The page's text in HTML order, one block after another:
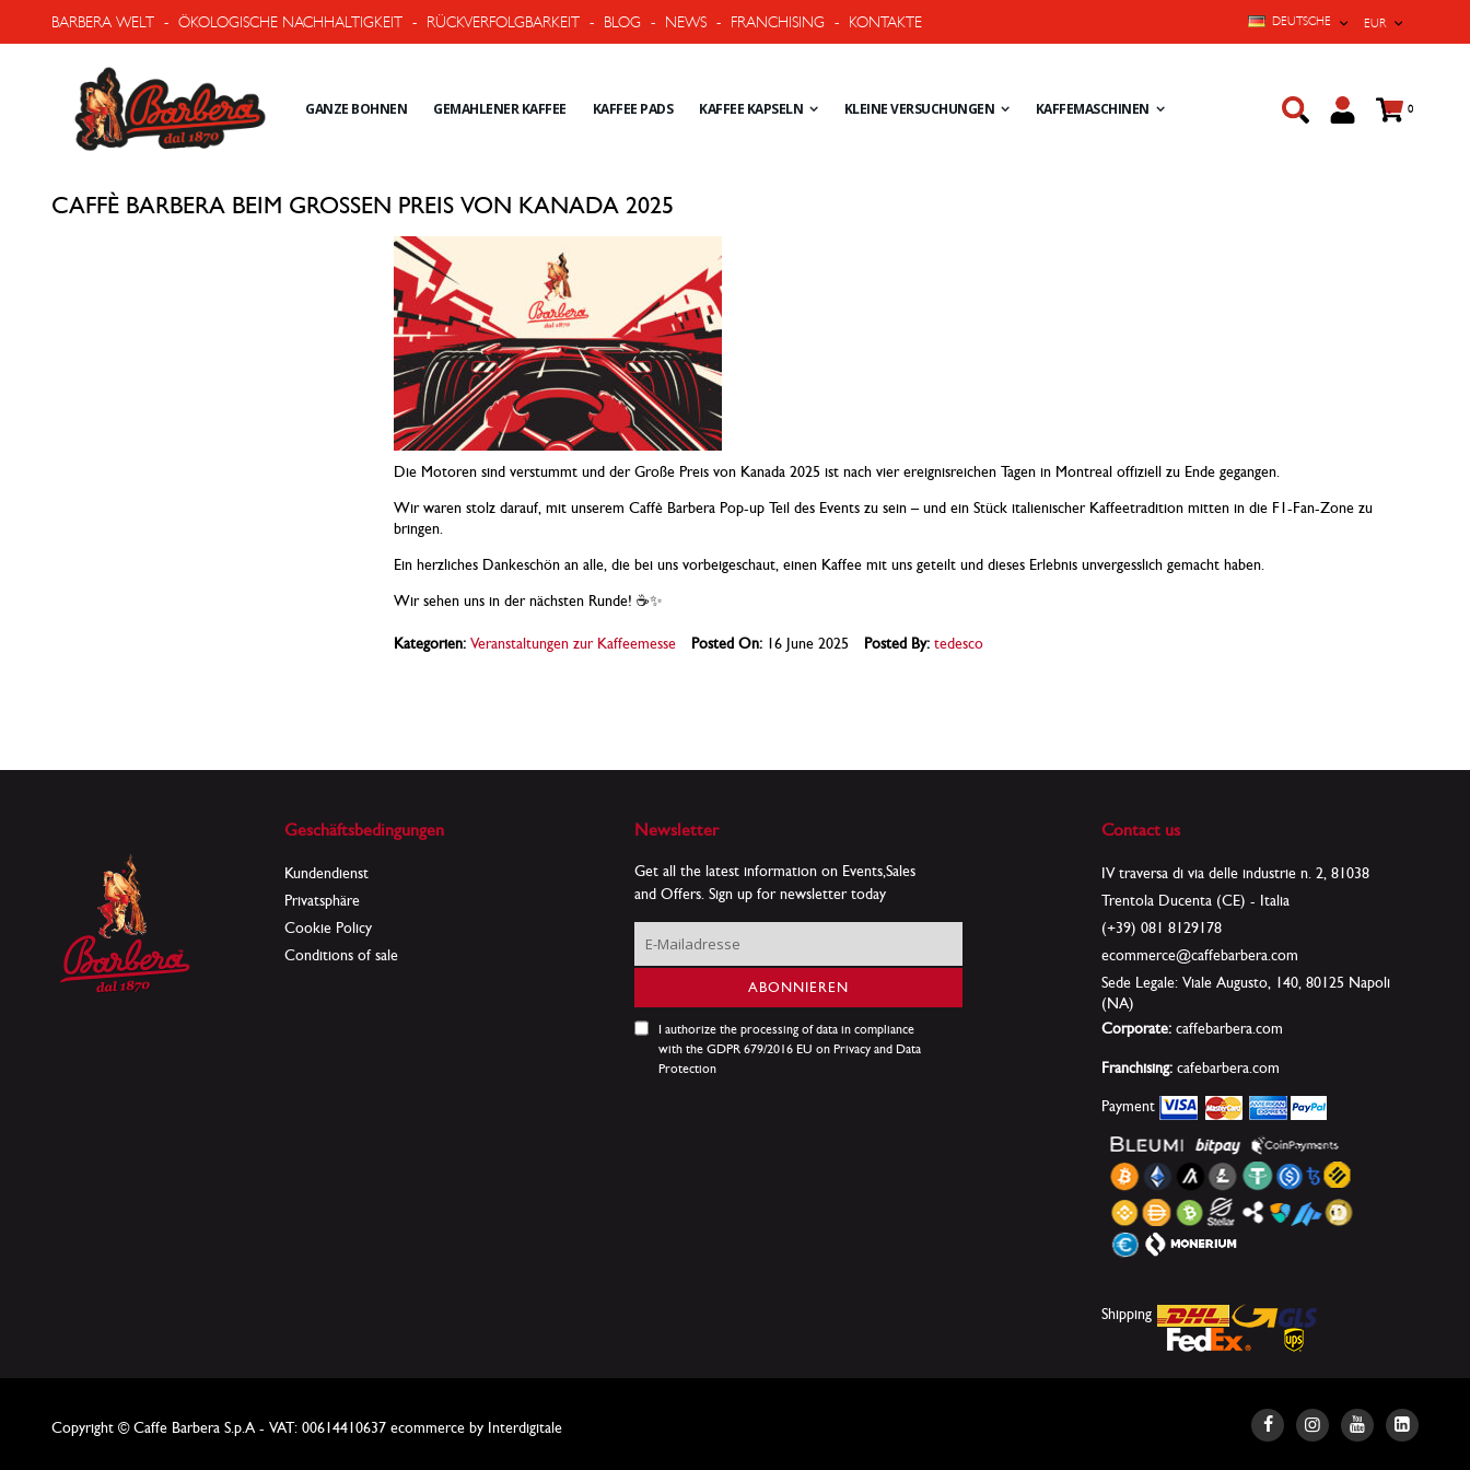
BARBERA WELT - ÖKOLOGISCHE NACHHALTIGKEIT - RÜCKVERFOLGBARKEIT - BLOG - NEWS - FRANCHISING - KONTAKTE
EUR
DEUTSCHE
GANZE BOHNEN GEMAHLENER KAFFEE KAFFEE PADS KAFFEE KAPSELN KLEINE VERSUCHUNGEN KAFFEMASCHINEN Cart
0Artikel
CAFFÈ BARBERA BEIM GROSSEN PREIS VON KANADA 2025
Die Motoren sind verstummt und der Große Preis von Kanada 2025 ist nach vier ereignisreichen Tagen in Montreal offiziell zu Ende gegangen.
Wir waren stolz darauf, mit unserem Caffè Barbera Pop-up Teil des Events zu sein – und ein Stück italienischer Kaffeetradition mitten in die F1-Fan-Zone zu
bringen.
Ein herzliches Dankeschön an alle, die bei uns vorbeigeschaut, einen Kaffee mit uns geteilt und dieses Erlebnis unvergesslich gemacht haben.
Wir sehen uns in der nächsten Runde! ☕️✨
Kategorien: Veranstaltungen zur Kaffeemesse Posted On:16 June 2025 Posted By: tedesco
Geschäftsbedingungen
Kundendienst
Privatsphäre
Cookie Policy
Conditions of sale
Newsletter
Get all the latest information on Events,Sales
and Offers. Sign up for newsletter today
Melden
Sie
unseren
Newsletter
ABONNIEREN
I authorize the processing of data in compliance
with the GDPR 679/2016 EU on Privacy and Data
Protection
Contact us
IV traversa di via delle industrie n. 2, 81038
Trentola Ducenta (CE) - Italia
(+39) 081 8129178
ecommerce@caffebarbera.com
Sede Legale: Viale Augusto, 140, 80125 Napoli
(NA)
Corporate: caffebarbera.com
Franchising: cafebarbera.com
Payment
Shipping
Copyright © Caffe Barbera S.p.A - VAT: 00614410637 ecommerce by Interdigitale